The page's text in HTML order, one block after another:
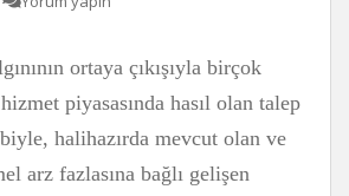
ortaya çıkışıyla birçok
piyasasında hasıl olan talep
halihazırda mevcut olan ve
arz fazlasına bağlı gelişen